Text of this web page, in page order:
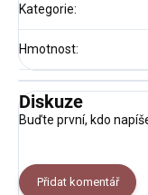
Kategorie:
Hmotnost:
Diskuze
Buďte první, kdo
Přidat komentář